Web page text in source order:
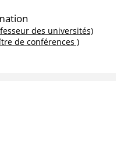
des universités)
de conférences )